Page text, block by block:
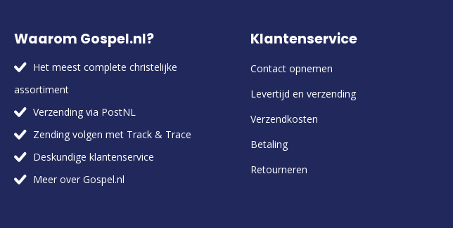
Waarom Gospel.nl?
Het meest complete christelijke
assortiment
Verzending via PostNL
Zending volgen met Track & Trace
Deskundige klantenservice
Meer over Gospel.nl
Klantenservice
Contact opnemen
Levertijd en verzending
Verzendkosten
Betaling
Retourneren